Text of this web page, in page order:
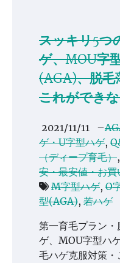
スッキリ5つ
ゲ、MOU字
(AGA)、脱毛
これができ
2021/11/11 –
ゲ・U字型ハゲ,
（ディープ育毛）,
安・最安値・お買
M字型ハゲ, O
型(AGA), 若ハゲ
第一育毛プラン
ゲ、MOU字型ハ
毛ハゲ克服対策